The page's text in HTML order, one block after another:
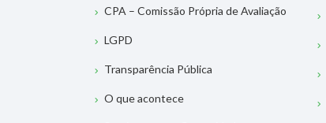
CPA – Comissão Própria de Avaliação
LGPD
Transparência Pública
O que acontece